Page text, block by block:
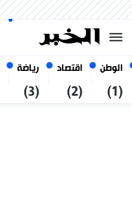
الوطن
(1)
اقتصاد
(2)
رياضة
(3)
06 أغسطس 2026